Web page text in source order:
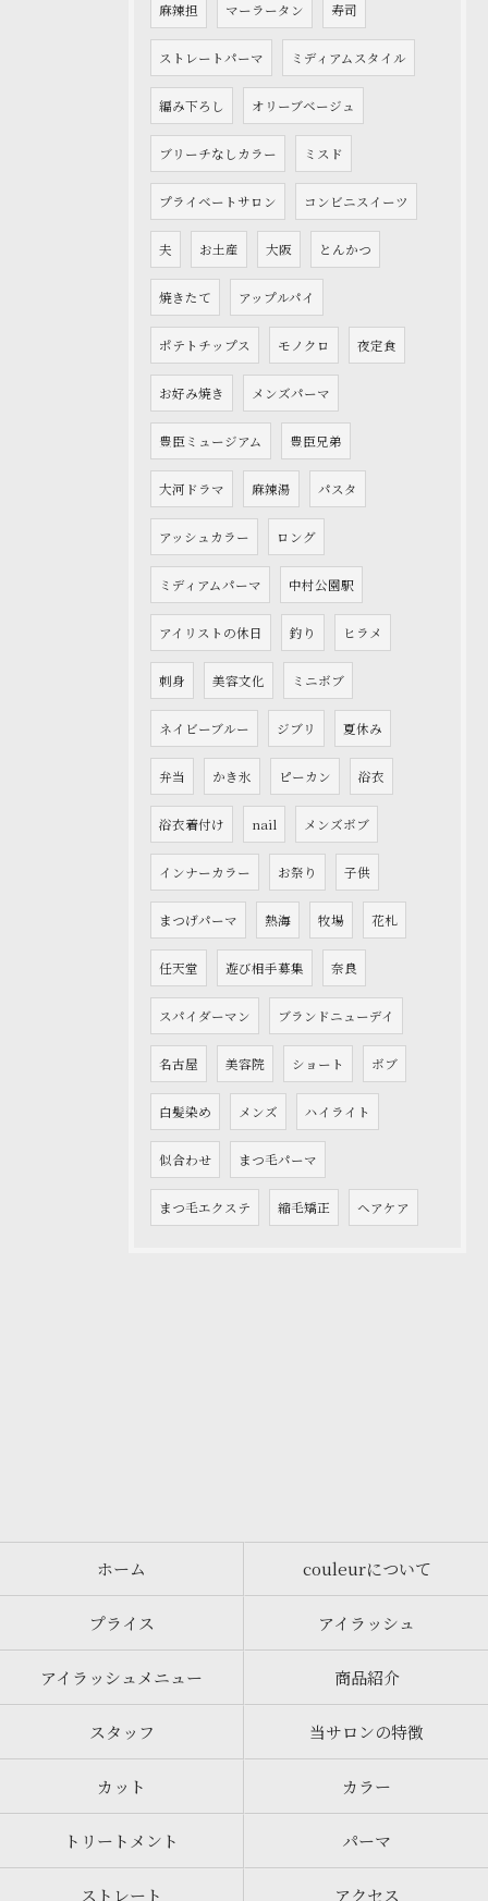
麻辣担 マーラータン 寿司
ストレートパーマ ミディアムスタイル
編み下ろし オリーブベージュ
ブリーチなしカラー ミスド
プライベートサロン コンビニスイーツ
夫 お土産 大阪 とんかつ
焼きたて アップルパイ
ポテトチップス モノクロ 夜定食
お好み焼き メンズパーマ
豊臣ミュージアム 豊臣兄弟
大河ドラマ 麻辣湯 パスタ
アッシュカラー ロング
ミディアムパーマ 中村公園駅
アイリストの休日 釣り ヒラメ
刺身 美容文化 ミニボブ
ネイビーブルー ジブリ 夏休み
弁当 かき氷 ピーカン 浴衣
浴衣着付け nail メンズボブ
インナーカラー お祭り 子供
まつげパーマ 熱海 牧場 花札
任天堂 遊び相手募集 奈良
スパイダーマン ブランドニューデイ
名古屋 美容院 ショート ボブ
白髪染め メンズ ハイライト
似合わせ まつ毛パーマ
まつ毛エクステ 縮毛矯正 ヘアケア
ホーム couleurについて
プライス アイラッシュ
アイラッシュメニュー 商品紹介
スタッフ 当サロンの特徴
カット カラー
トリートメント パーマ
ストレート アクセス